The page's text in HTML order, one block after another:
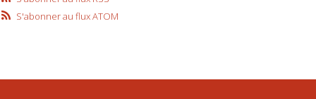
S'abonner au flux ATOM